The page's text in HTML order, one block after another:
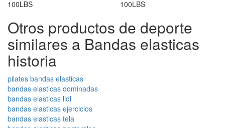
Otros productos de deporte
similares a Bandas elasticas
historia
pilates bandas elasticas
bandas elasticas dominadas
bandas elasticas lidl
bandas elasticas ejercicios
bandas elasticas tela